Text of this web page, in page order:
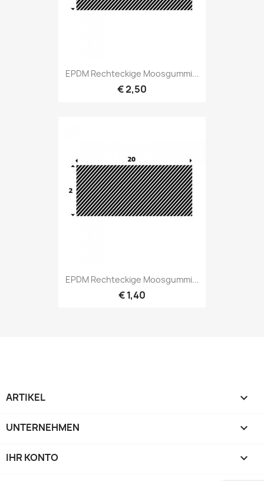
EPDM Rechteckige Moosgummi...
€ 2,50
EPDM Rechteckige Moosgummi...
€ 1,40
ARTIKEL 
UNTERNEHMEN 
IHR KONTO 